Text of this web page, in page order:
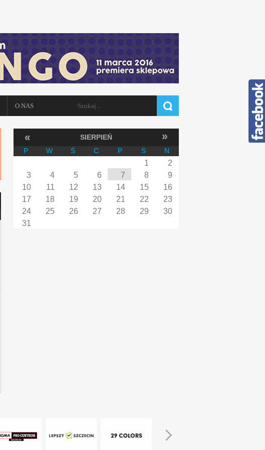
O NAS FORMULARZ WYSZUKIWANIA
SIERPIEŃ
« »
P W Ś C P S N
1
2
3
4 5 6 7 8
9
10
11 12 13 14 15
16
17
18 19 20 21 22
23
24
25 26 27 28 29
30
31